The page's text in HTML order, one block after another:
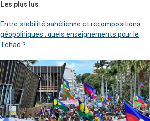
Les plus lus
Entre stabilité sahélienne et recompositions
géopolitiques : quels enseignements pour le
Tchad ?